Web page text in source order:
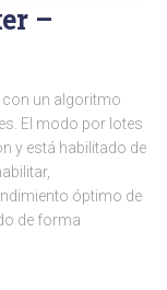
–
con un algoritmo
El modo por lotes
y está habilitado de
óptimo de
de forma